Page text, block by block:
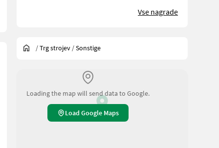
Vse nagrade
/Trg strojev /Sonstige
Loading the map will send data to Google.
Load Google Maps